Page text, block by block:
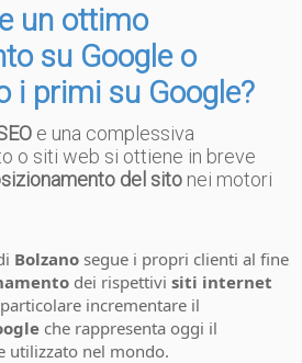
un ottimo
su Google o
i primi su Google?
e una complessiva
o siti web si ottiene in breve
del sito nei motori
Bolzano segue i propri clienti al fine
dei rispettivi siti internet
incrementare il
che rappresenta oggi il
utilizzato nel mondo.